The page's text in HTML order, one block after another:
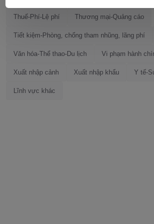
Thuế-Phí-Lệ phí Thương mại-Quảng cáo
Tiết kiệm-Phòng, chống tham nhũng, lãng phí
Văn hóa-Thể thao-Du lịch Vi phạm hành
Xuất nhập cảnh Xuất nhập khẩu Y tế-
Lĩnh vực khác